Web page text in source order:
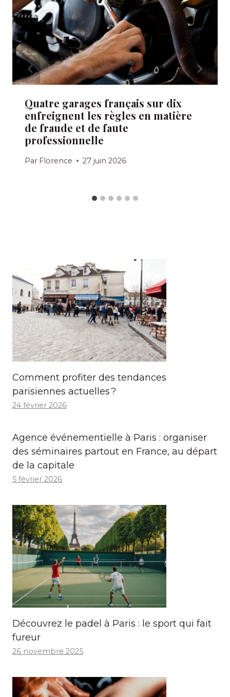
Quatre garages français sur dix
enfreignent les règles en matière
de fraude et de faute
professionnelle
Par Florence 27 juin 2026
Comment profiter des tendances
parisiennes actuelles ?
24 février 2026
Agence événementielle à Paris : organiser
des séminaires partout en France, au départ
de la capitale
5 février 2026
Découvrez le padel à Paris : le sport qui fait
fureur
26 novembre 2025